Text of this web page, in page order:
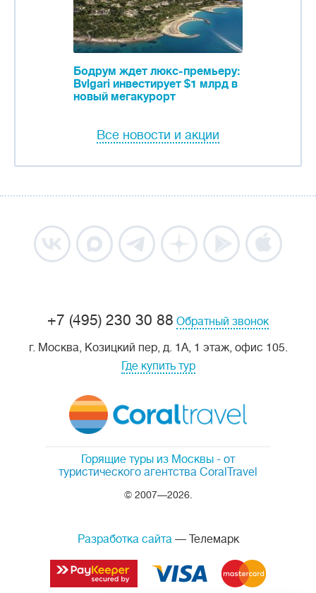
Бодрум ждет люкс-премьеру:
Bvlgari инвестирует $1 млрд в
новый мегакурорт
Все новости и акции
Горящие туры из Москвы - от
туристического агентства CoralTravel
© 2007—2026.
+7 (495) 230 30 88 Обратный звонок
г. Москва, Козицкий пер, д. 1А, 1 этаж, офис 105.
Где купить тур
Разработка сайта— Телемарк